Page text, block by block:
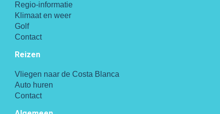
Regio-informatie
Klimaat en weer
Golf
Contact
Reizen
Vliegen naar de Costa Blanca
Auto huren
Contact